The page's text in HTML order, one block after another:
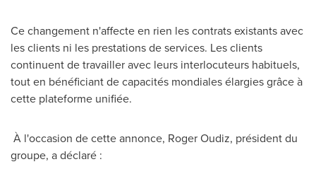
Ce changement n'affecte en rien les contrats existants avec
les clients ni les prestations de services. Les clients
continuent de travailler avec leurs interlocuteurs habituels,
tout en bénéficiant de capacités mondiales élargies grâce à
cette plateforme unifiée.
À l'occasion de cette annonce, Roger Oudiz, président du
groupe, a déclaré :